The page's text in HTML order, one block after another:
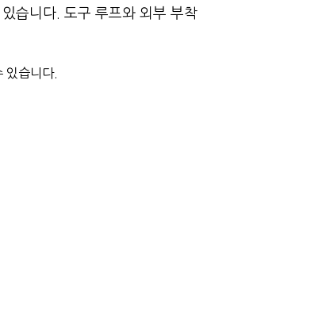
습니다. 도구 루프와 외부 부착
있습니다.